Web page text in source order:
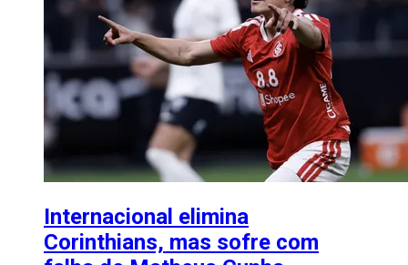
Internacional elimina
Corinthians, mas sofre com